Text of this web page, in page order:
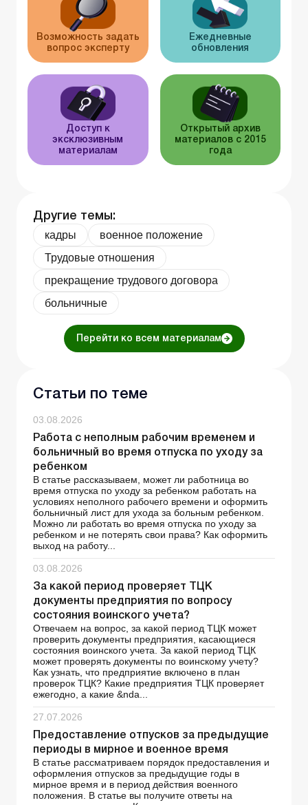
Возможность задать
вопрос эксперту
Ежедневные
обновления
Доступ к
эксклюзивным
материалам
Открытый архив
материалов с 2015
года
Другие темы:
кадры
военное положение
Трудовые отношения
прекращение трудового договора
больничные
Перейти ко всем материалам
Статьи по теме
03.08.2026
Работа с неполным рабочим временем и
больничный во время отпуска по уходу за
ребенком
В статье рассказываем, может ли работница во
время отпуска по уходу за ребенком работать на
условиях неполного рабочего времени и оформить
больничный лист для ухода за больным ребенком.
Можно ли работать во время отпуска по уходу за
ребенком и не потерять свои права? Как оформить
выход на работу...
03.08.2026
За какой период проверяет ТЦК
документы предприятия по вопросу
состояния воинского учета?
Отвечаем на вопрос, за какой период ТЦК может
проверить документы предприятия, касающиеся
состояния воинского учета. За какой период ТЦК
может проверять документы по воинскому учету?
Как узнать, что предприятие включено в план
проверок ТЦК? Какие предприятия ТЦК проверяет
ежегодно, а какие &nda...
27.07.2026
Предоставление отпусков за предыдущие
периоды в мирное и военное время
В статье рассматриваем порядок предоставления и
оформления отпусков за предыдущие годы в
мирное время и в период действия военного
положения. В статье вы получите ответы на